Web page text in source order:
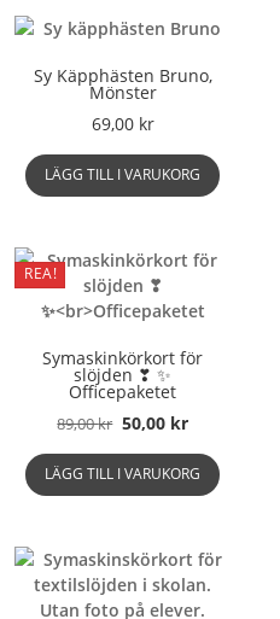
Sy Käpphästen Bruno,
Mönster
69,00 kr
LÄGG TILL I VARUKORG
REA!
Symaskinkörkort för
slöjden ❣ ✨
Officepaketet
89,00kr Det
priset
var:
50,00 krDet
priset
är:
LÄGG TILL I VARUKORG